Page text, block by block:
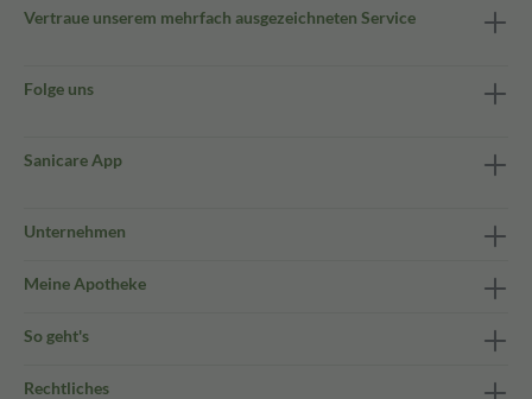
Vertraue unserem mehrfach ausgezeichneten Service
Folge uns
Sanicare App
Unternehmen
Meine Apotheke
So geht's
Rechtliches